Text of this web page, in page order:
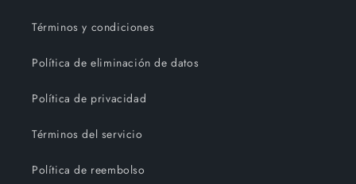
Términos y condiciones
Política de eliminación de datos
Política de privacidad
Términos del servicio
Política de reembolso